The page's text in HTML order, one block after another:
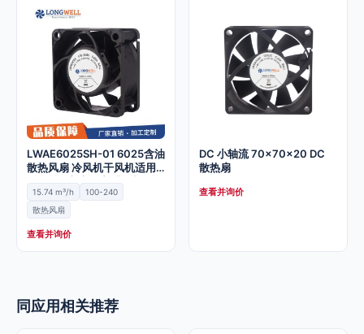
LWAE6025SH-01 6025含油
散热风扇 冷风机干风机适用
低压12V直流风扇 排风机
15.74 m³/h
100-240
散热风扇
查看并询价
DC 小轴流 70x70x20 DC
散热扇
查看并询价
同应用相关推荐